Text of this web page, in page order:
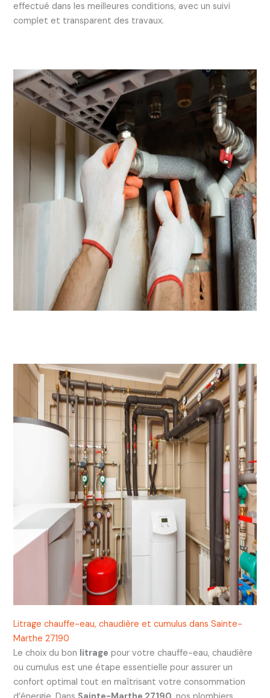
effectué dans les meilleures conditions, avec un suivi
complet et transparent des travaux.
Litrage chauffe-eau, chaudière et cumulus dans Sainte-
Marthe 27190
Le choix du bon litrage pour votre chauffe-eau, chaudière
ou cumulus est une étape essentielle pour assurer un
confort optimal tout en maîtrisant votre consommation